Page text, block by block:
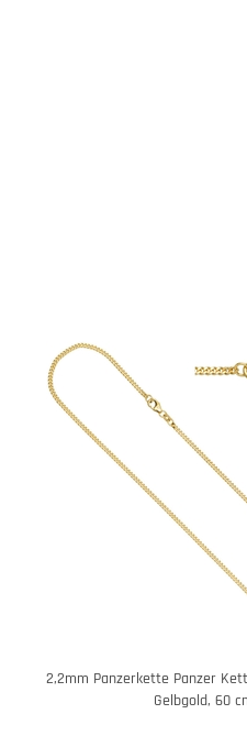
2,2mm Panzerkette Panzer
Gelbgold, 60